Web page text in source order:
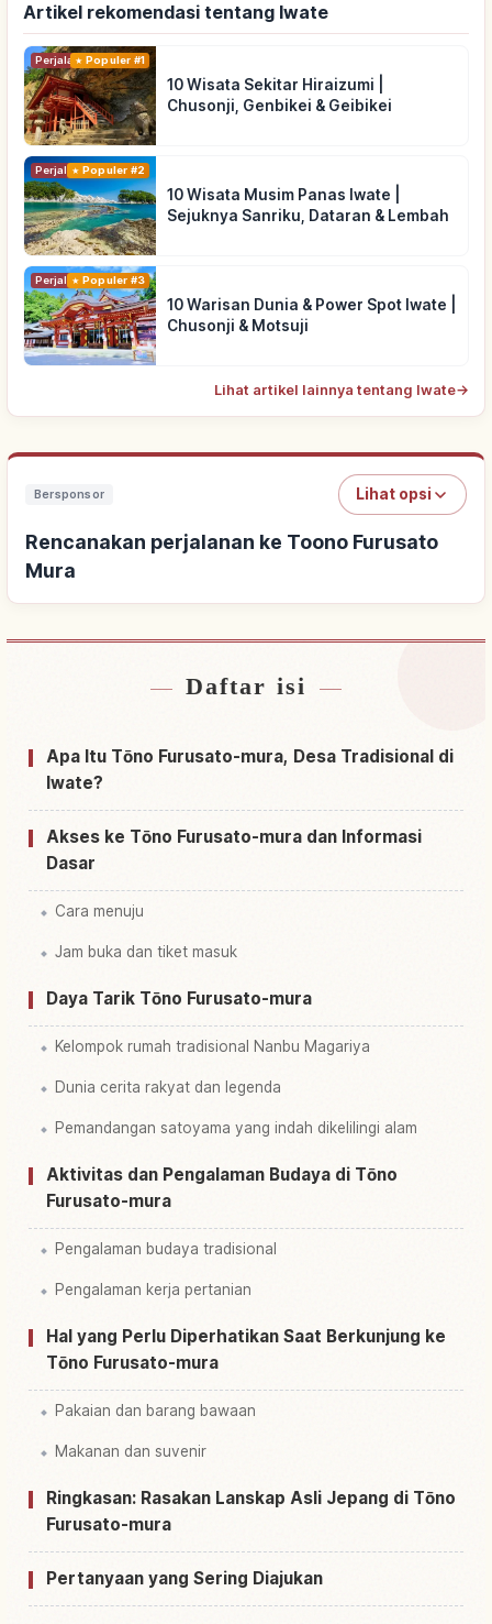
Artikel rekomendasi tentang Iwate
PerjalananPopuler #1
10 Wisata Sekitar Hiraizumi |
Chusonji, Genbikei & Geibikei
PerjalananPopuler #2
10 Wisata Musim Panas Iwate |
Sejuknya Sanriku, Dataran & Lembah
PerjalananPopuler #3
10 Warisan Dunia & Power Spot Iwate |
Chusonji & Motsuji
Lihat artikel lainnya tentang Iwate→
Bersponsor Lihat opsi
Rencanakan perjalanan ke Toono Furusato
Mura
Cari penginapan dekat Toono Furusato Mura
Cari aktivitas di Toono Furusato Mura↗
Daftar isi
Apa Itu Tōno Furusato-mura, Desa Tradisional di
Iwate?
Akses ke Tōno Furusato-mura dan Informasi
Dasar
Cara menuju
Jam buka dan tiket masuk
Daya Tarik Tōno Furusato-mura
Kelompok rumah tradisional Nanbu Magariya
Dunia cerita rakyat dan legenda
Pemandangan satoyama yang indah dikelilingi alam
Aktivitas dan Pengalaman Budaya di Tōno
Furusato-mura
Pengalaman budaya tradisional
Pengalaman kerja pertanian
Hal yang Perlu Diperhatikan Saat Berkunjung ke
Tōno Furusato-mura
Pakaian dan barang bawaan
Makanan dan suvenir
Ringkasan: Rasakan Lanskap Asli Jepang di Tōno
Furusato-mura
Pertanyaan yang Sering Diajukan